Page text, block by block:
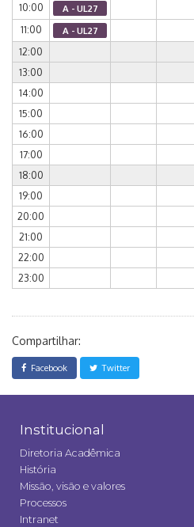
10:00 A - UL27
11:00 A - UL27
12:00
13:00
14:00
15:00
16:00
17:00
18:00
19:00
20:00
21:00
22:00
23:00
Compartilhar:
Facebook Twitter
Institucional
Diretoria Acadêmica
História
Missão, visão e valores
Processos
Intranet